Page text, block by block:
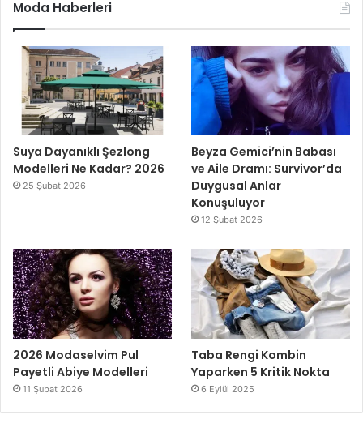
Moda Haberleri
Suya Dayanıklı Şezlong
Modelleri Ne Kadar? 2026
25 Şubat 2026
Beyza Gemici’nin Babası
ve Aile Dramı: Survivor’da
Duygusal Anlar
Konuşuluyor
12 Şubat 2026
2026 Modaselvim Pul
Payetli Abiye Modelleri
11 Şubat 2026
Taba Rengi Kombin
Yaparken 5 Kritik Nokta
6 Eylül 2025